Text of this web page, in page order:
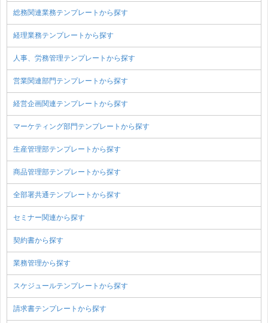
総務関連業務テンプレートから探す
経理業務テンプレートから探す
人事、労務管理テンプレートから探す
営業関連部門テンプレートから探す
経営企画関連テンプレートから探す
マーケティング部門テンプレートから探す
生産管理部テンプレートから探す
商品管理部テンプレートから探す
全部署共通テンプレートから探す
セミナー関連から探す
契約書から探す
業務管理から探す
スケジュールテンプレートから探す
請求書テンプレートから探す